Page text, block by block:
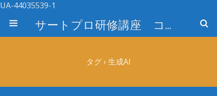
UA-44035539-1
サートプロ研修講座 コース検索
タグ › 生成AI